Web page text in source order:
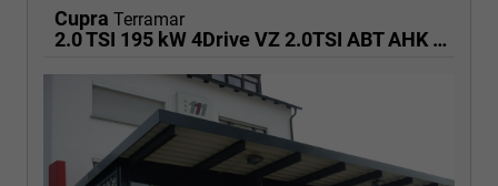
Cupra Terramar
2.0 TSI 195 kW 4Drive VZ 2.0TSI ABT AHK ACC el. Hk